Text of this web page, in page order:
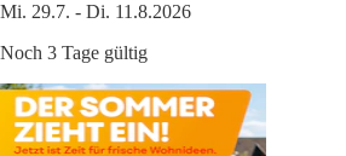
Mi. 29.7. - Di. 11.8.2026
Noch 3 Tage gültig